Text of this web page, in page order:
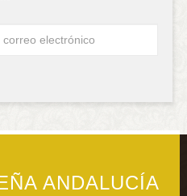
ANDALUCÍA